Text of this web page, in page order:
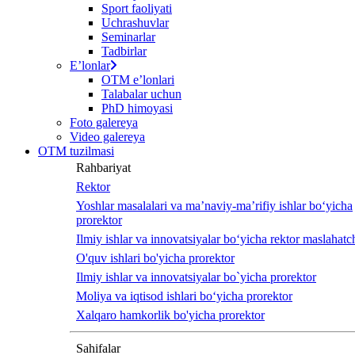
Sport faoliyati
Uchrashuvlar
Seminarlar
Tadbirlar
Eʼlonlar
OTM eʼlonlari
Talabalar uchun
PhD himoyasi
Foto galereya
Video galereya
OTM tuzilmasi
Rahbariyat
Rektor
Yoshlar masalalari va ma’naviy-ma’rifiy ishlar bo‘yicha
prorektor
Ilmiy ishlar va innovatsiyalar bo‘yicha rektor
O'quv ishlari bo'yicha prorektor
Ilmiy ishlar va innovatsiyalar bo`yicha prorektor
Moliya va iqtisod ishlari bo‘yicha prorektor
Xalqaro hamkorlik bo'yicha prorektor
Sahifalar